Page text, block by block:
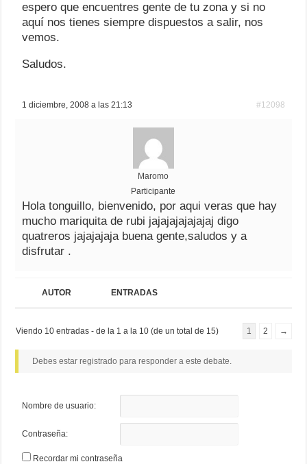
espero que encuentres gente de tu zona y si no
aquí nos tienes siempre dispuestos a salir, nos
vemos.
Saludos.
1 diciembre, 2008 a las 21:13 #12098
Maromo
Participante
Hola tonguillo, bienvenido, por aqui veras que hay
mucho mariquita de rubi jajajajajajajaj digo
quatreros jajajajaja buena gente,saludos y a
disfrutar .
AUTOR ENTRADAS
Viendo 10 entradas - de la 1 a la 10 (de un total de 15) 1 2 →
Debes estar registrado para responder a este debate.
Nombre de usuario:
Contraseña:
Recordar mi contraseña